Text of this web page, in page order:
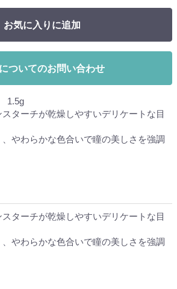
お気に入りに追加
ついてのお問い合わせ
1.5g
ターチが乾燥しやすいデリケートな目
やわらかな色合いで瞳の美しさを強調
ターチが乾燥しやすいデリケートな目
やわらかな色合いで瞳の美しさを強調